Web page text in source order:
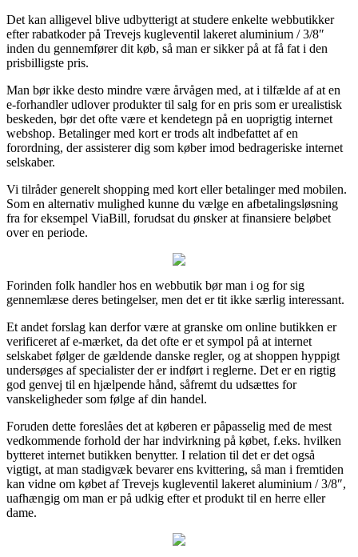
Det kan alligevel blive udbytterigt at studere enkelte webbutikker
efter rabatkoder på Trevejs kugleventil lakeret aluminium / 3/8″
inden du gennemfører dit køb, så man er sikker på at få fat i den
prisbilligste pris.
Man bør ikke desto mindre være årvågen med, at i tilfælde af at en
e-forhandler udlover produkter til salg for en pris som er urealistisk
beskeden, bør det ofte være et kendetegn på en uoprigtig internet
webshop. Betalinger med kort er trods alt indbefattet af en
forordning, der assisterer dig som køber imod bedrageriske internet
selskaber.
Vi tilråder generelt shopping med kort eller betalinger med mobilen.
Som en alternativ mulighed kunne du vælge en afbetalingsløsning
fra for eksempel ViaBill, forudsat du ønsker at finansiere beløbet
over en periode.
Forinden folk handler hos en webbutik bør man i og for sig
gennemlæse deres betingelser, men det er tit ikke særlig interessant.
Et andet forslag kan derfor være at granske om online butikken er
verificeret af e-mærket, da det ofte er et sympol på at internet
selskabet følger de gældende danske regler, og at shoppen hyppigt
undersøges af specialister der er indført i reglerne. Det er en rigtig
god genvej til en hjælpende hånd, såfremt du udsættes for
vanskeligheder som følge af din handel.
Foruden dette foreslåes det at køberen er påpasselig med de mest
vedkommende forhold der har indvirkning på købet, f.eks. hvilken
bytteret internet butikken benytter. I relation til det er det også
vigtigt, at man stadigvæk bevarer ens kvittering, så man i fremtiden
kan vidne om købet af Trevejs kugleventil lakeret aluminium / 3/8″,
uafhængig om man er på udkig efter et produkt til en herre eller
dame.